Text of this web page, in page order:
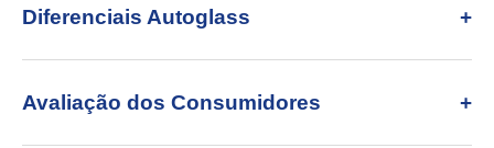
Diferenciais Autoglass
Avaliação dos Consumidores